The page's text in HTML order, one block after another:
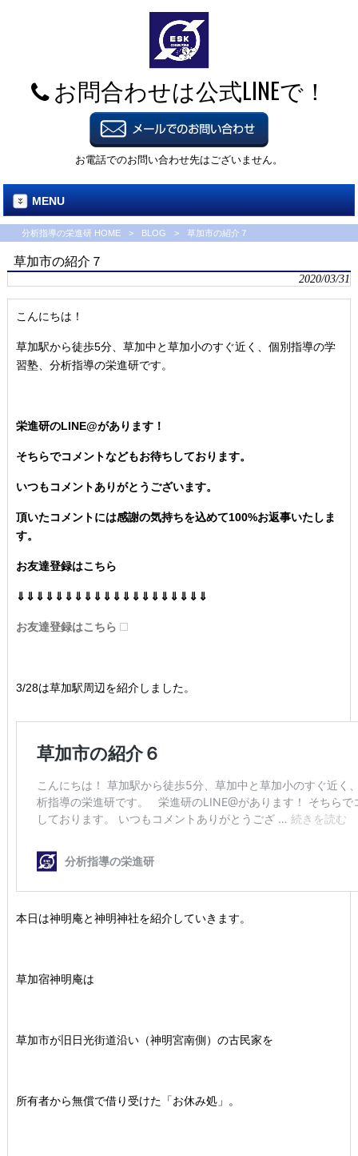
お問合わせは公式LINEで！
お電話でのお問い合わせ先はございません。
MENU
分析指導の栄進研 HOME > BLOG > 草加市の紹介７
草加市の紹介７
2020/03/31
こんにちは！
草加駅から徒歩5分、草加中と草加小のすぐ近く、個別指導の学
習塾、分析指導の栄進研です。
栄進研のLINE@があります！
そちらでコメントなどもお待ちしております。
いつもコメントありがとうございます。
頂いたコメントには感謝の気持ちを込めて100%お返事いたしま
す。
お友達登録はこちら
⇓⇓⇓⇓⇓⇓⇓⇓⇓⇓⇓⇓⇓⇓⇓⇓⇓⇓⇓⇓
お友達登録はこちら
3/28は草加駅周辺を紹介しました。
本日は神明庵と神明神社を紹介していきます。
草加宿神明庵は
草加市が旧日光街道沿い（神明宮南側）の古民家を
所有者から無償で借り受けた「お休み処」。